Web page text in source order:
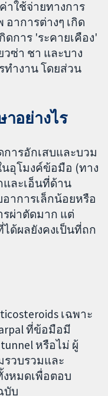
ใช้จ่ายทางการ
าการต่างๆ เกิด
ดการ 'ระคายเคือง'
วซ่า ชา และบาง
ทำงาน โดยส่วน
าอย่างไร
การอักเสบและบวม
นอุโมงค์ข้อมือ (ทาง
และเอ็นที่ด้าน
าการเล็กน้อยหรือ
ผ่าตัดมาก แต่
ด้ผลยังคงเป็นที่ถก
เฉพาะ
ที่ข้อมือมี
หรือไม่ ผู้
วบรวมและ
งหมดเพื่อตอบ
บับ